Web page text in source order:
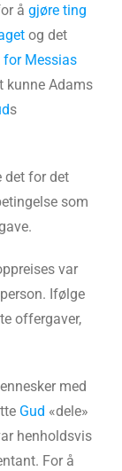
å gjøre ting
og det
Messias
kunne Adams
s
det for det
som
var
Ifølge
offergaver,
med
Gud «dele»
henholdsvis
For å